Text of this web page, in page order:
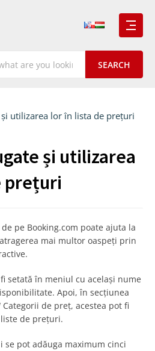
utilizarea lor în lista de prețuri
și utilizarea
prețuri
pe Booking.com poate ajuta la
mai multor oaspeți prin
setată în meniul cu același nume
Apoi, în secțiunea
de preț, acestea pot fi
de prețuri.
se pot adăuga maximum cinci